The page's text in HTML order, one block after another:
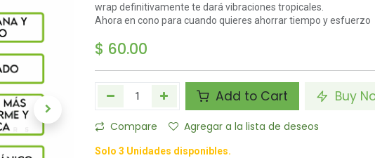
wrap definitivamente te dará vibraciones tropicales.
Ahora en cono para cuando quieres ahorrar tiempo y esfuerzo
$ 60.00
Add to Cart Buy
Compare Agregar a la lista de deseos
Solo 3 Unidades disponibles.